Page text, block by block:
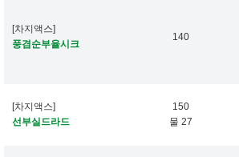
[차지액스]
풍겸순부율시크
140
[차지액스]
선부실드라드
150
물 27